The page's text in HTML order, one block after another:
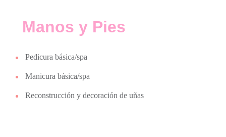
Manos y Pies
Pedicura básica/spa
Manicura básica/spa
Reconstrucción y decoración de uñas